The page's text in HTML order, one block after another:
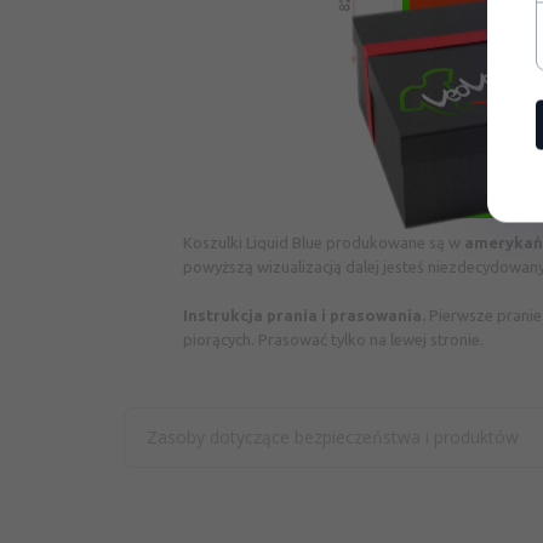
Koszulki Liquid Blue produkowane są w
powyższą wizualizacją dalej jesteś
Instrukcja prania i prasowania. Pierwsze
piorących. Prasować tylko na lewej stronie.